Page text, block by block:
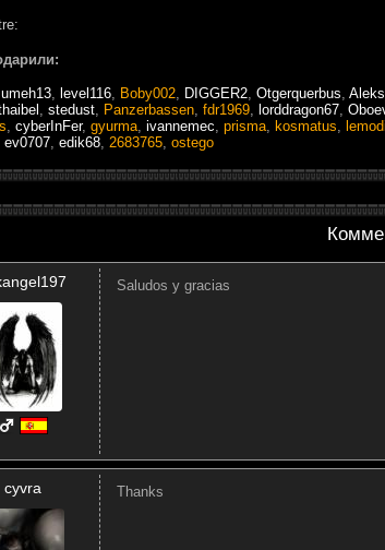
level116 Boby002 DIGGER2 Otgerquerbus
stedust Panzerbassen fdr1969 lorddragon67
cyberInFer, gyurma ivannemec prisma kosmatus
ev0707 edik68 2683765 ostego
Saludos y gracias
cyvra Thanks